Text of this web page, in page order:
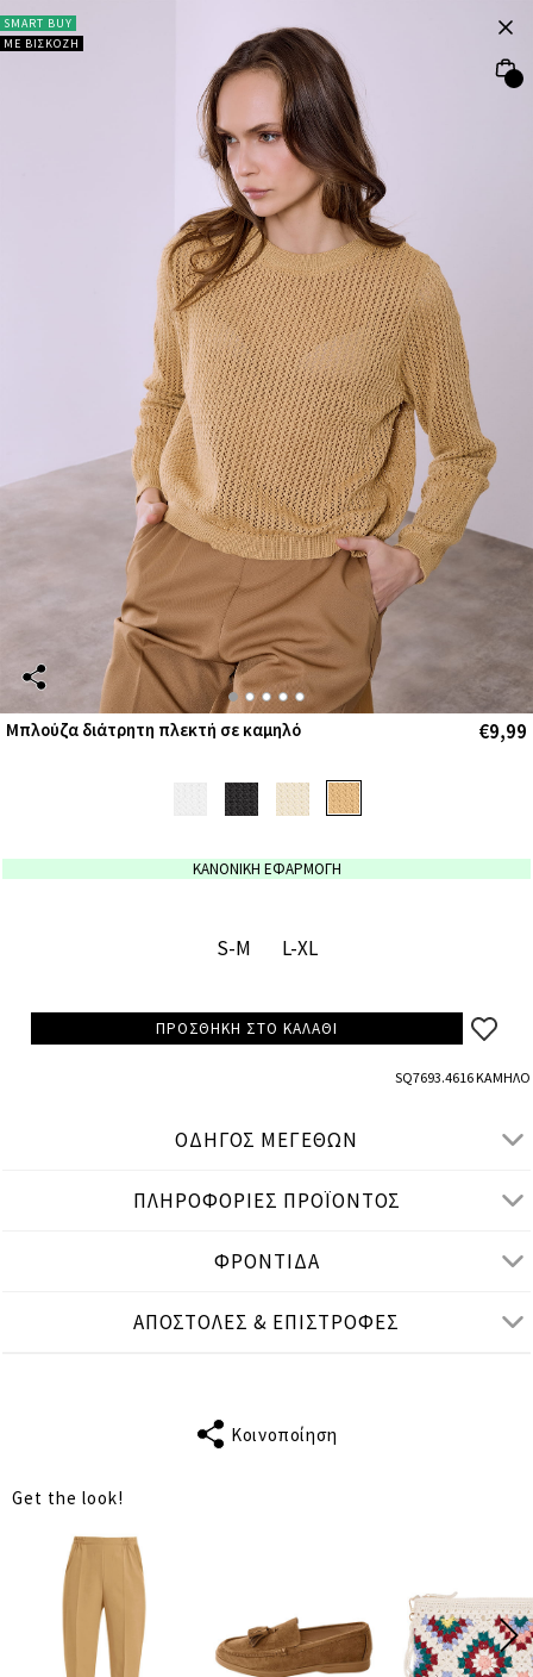
SMART BUY
ΜΕ ΒΙΣΚΟΖΗ
Μπλούζα διάτρητη πλεκτή σε καμηλό €9,99
ΚΑΝΟΝΙΚΗ ΕΦΑΡΜΟΓΗ
S-M L-XL
ΠΡΟΣΘΗΚΗ ΣΤΟ ΚΑΛΑΘΙ
SQ7693.4616 ΚΑΜΗΛΟ
ΟΔΗΓΟΣ ΜΕΓΕΘΩΝ
● ΚΑΝΟΝΙΚΗ ΕΦΑΡΜΟΓΗ
in
ΜΕΣΗ
ΜΗΚΟΣ
ΑΠΟΣΤΑΣΗ
ΩΜΩΝ
ΠΕΡΙΦΕΡΕΙΑ
S-M L-XL
108
96 100
ΠΛΗΡΟΦΟΡΙΕΣ ΠΡΟΪΟΝΤΟΣ
ΦΡΟΝΤΙΔΑ
ΑΠΟΣΤΟΛΕΣ & ΕΠΙΣΤΡΟΦΕΣ
Κοινοποίηση
Get the look!